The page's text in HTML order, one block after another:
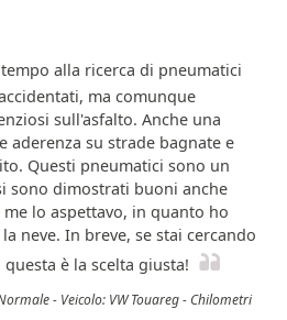
alla ricerca di pneumatici
ma comunque
sull'asfalto. Anche una
aderenza su strade bagnate e
Questi pneumatici sono un
sono dimostrati buoni anche
lo aspettavo, in quanto ho
neve. In breve, se stai cercando
è la scelta giusta!
- Veicolo: VW Touareg - Chilometri